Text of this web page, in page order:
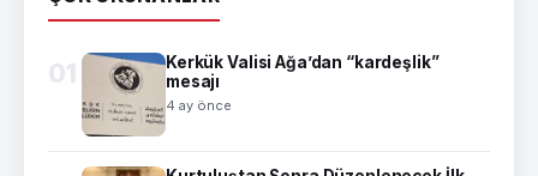
01
Kerkük Valisi Ağa’dan “kardeşlik”
mesajı
4 ay önce